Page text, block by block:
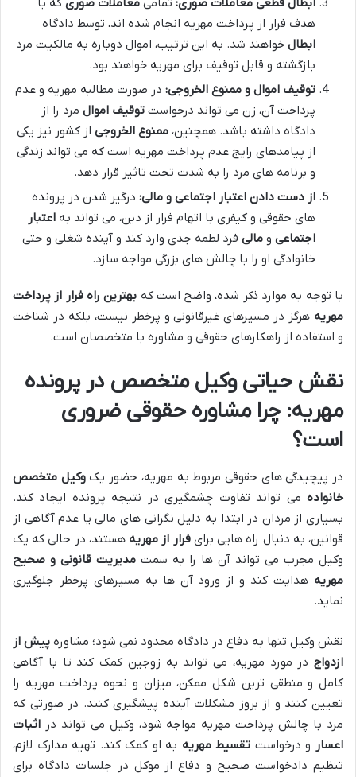
ابطال قطعی معاملات صوری: تمامی معاملات صوری که با
هدف فرار از پرداخت مهریه انجام شده اند، توسط دادگاه
ابطال خواهند شد. به این ترتیب، اموال دوباره به مالکیت مرد
بازگشته و قابل توقیف برای مهریه خواهند بود.
توقیف اموال و ممنوع الخروجی: در صورت مطالبه مهریه و عدم
پرداخت آن، زن می تواند درخواست توقیف اموال مرد را از
دادگاه داشته باشد. همچنین، ممنوع الخروجی از کشور نیز یکی
از پیامدهای رایج عدم پرداخت مهریه است که می تواند زندگی
و برنامه های مرد را به شدت تحت تاثیر قرار دهد.
از دست دادن اعتبار اجتماعی و مالی: درگیر شدن در پرونده
های حقوقی و کیفری با اتهام فرار از دین، می تواند به اعتبار
اجتماعی و مالی فرد لطمه جدی وارد کند و آینده شغلی و حتی
خانوادگی او را با چالش های بزرگی مواجه سازد.
با توجه به موارد ذکر شده، واضح است که بهترین راه فرار از پرداخت
مهریه هرگز در مسیرهای غیرقانونی و پرخطر نیست، بلکه در شناخت
و استفاده از راهکارهای حقوقی و مشاوره با متخصصان است.
نقش حیاتی وکیل متخصص در پرونده
مهریه: چرا مشاوره حقوقی ضروری
است؟
در پیچیدگی های حقوقی مربوط به مهریه، حضور یکوکیل متخصص
خانواده می تواند تفاوت چشمگیری در نتیجه پرونده ایجاد کند.
بسیاری از مردان در ابتدا به دلیل نگرانی های مالی یا عدم آگاهی از
قوانین، به دنبال راه هایی برایفرار از مهریه هستند، در حالی که یک
وکیل مجرب می تواند آن ها را به سمت مدیریت قانونی و صحیح
مهریه هدایت کند و از ورود آن ها به مسیرهای پرخطر جلوگیری
نماید.
نقش وکیل تنها به دفاع در دادگاه محدود نمی شود؛ مشاوره پیش از
ازدواج در مورد مهریه، می تواند به زوجین کمک کند تا با آگاهی
کامل و منطقی ترین شکل ممکن، میزان و نحوه پرداخت مهریه را
تعیین کنند و از بروز مشکلات آینده پیشگیری کنند. در صورتی که
مرد با چالش پرداخت مهریه مواجه شود، وکیل می تواند در اثبات
اعسار و درخواست تقسیط مهریه به او کمک کند. تهیه مدارک لازم،
تنظیم دادخواست صحیح و دفاع از موکل در جلسات دادگاه برای